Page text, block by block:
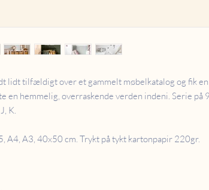
lidt tilfældigt over et gammelt møbelkatalog og fik
en hemmelig, overraskende verden indeni. Serie på
K.
A4, A3, 40x50 cm. Trykt på tykt kartonpapir 220gr.